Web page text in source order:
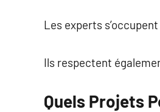
Les experts
Ils respectent
Quels Projets